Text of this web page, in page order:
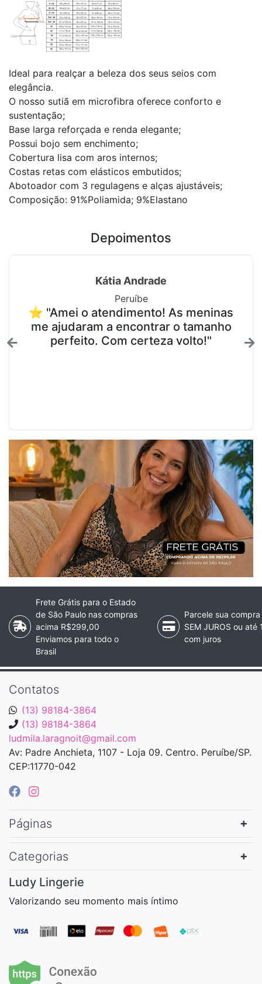
Ideal para realçar a beleza dos seus seios com
elegância.
O nosso sutiã em microfibra oferece conforto e
sustentação;
Base larga reforçada e renda elegante;
Possui bojo sem enchimento;
Cobertura lisa com aros internos;
Costas retas com elásticos embutidos;
Abotoador com 3 regulagens e alças ajustáveis;
Composição: 91%Poliamida; 9%Elastano
Depoimentos
Kátia Andrade
Peruíbe
⭐ "Amei o atendimento! As meninas
me ajudaram a encontrar o tamanho
perfeito. Com certeza volto!"
Frete Grátis para o Estado
de São Paulo nas compras
acima R$299,00
Enviamos para todo o
Brasil
Parcele sua
SEM JUROS ou até
com juros
Contatos
(13) 98184-3864
(13) 98184-3864
ludmila.laragnoit@gmail.com
Av: Padre Anchieta, 1107 - Loja 09. Centro. Peruíbe/SP.
CEP:11770-042
Páginas
Categorias
Ludy Lingerie
Valorizando seu momento mais íntimo